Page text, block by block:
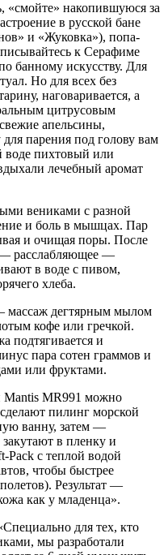
«смойте» накопившуюся за
в русской бане
и «Жуковка»), попа­
к Серафиме
банному искусству. Для
Но для всех без
наговари­вается, а
цитрусовым
апель­сины,
парения под голову вам
воде пихто­вый или
лечебный аромат
вениками с разной
и боль в мыш­цах. Пар
и очищая поры. После
— рассла­бляющее —
в воде с пивом,
хлеба.
мас­саж дегтярным мылом
кофе или греч­кой.
подтягивается и
пара сотен граммов и
или фруктами.
Mantis MR991 можно
пилинг морской
ванну, затем —
в пленку и
Pack с теплой водой
чтобы быстрее
Резуль­тат —
как у младенца».
для тех, кто
мы разработали